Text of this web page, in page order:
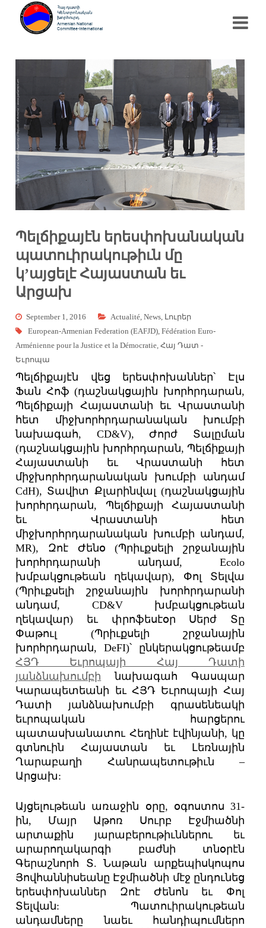
Պելճիքայէն երեսփոխանական
պատուիրակութիւն մը
կ’այցելէ Հայաստան եւ
Արցախ
September 1, 2016 Actualité,News, Լուրեր
European-Armenian Federation (EAFJD),Fédération Euro-
Arménienne pour la Justice et la Démocratie,Հայ Դատ -
Եւրոպա
Պելճիքայէն վեց երեսփոխաններ՝ Էլս
Ֆան Հոֆ (դաշնակցային խորհրդարան,
Պելճիքայի Հայաստանի եւ Վրաստանի
հետ միջխորհրդարանական խումբի
նախագահ, CD&V), Ժորժ Տալըման
(դաշնակցային խորհրդարան, Պելճիքայի
Հայաստանի եւ Վրաստանի հետ
միջխորհրդարանական խումբի անդամ
CdH), Տավիտ Քլարինվալ (դաշնակցային
խորհրդարան, Պելճիքայի Հայաստանի
եւ Վրաստանի հետ
միջխորհրդարանական խումբի անդամ,
MR), Զոէ Ժենօ (Պրիւքսելի շրջանային
խորհրդարանի անդամ, Ecolo
խմբակցութեան ղեկավար), Փոլ Տելվա
(Պրիւքսելի շրջանային խորհրդարանի
անդամ, CD&V խմբակցութեան
ղեկավար) եւ փրոֆեսէօր Սերժ Տը
Փաթուլ (Պրիւքսելի շրջանային
խորհրդարան, DeFI)՝ ընկերակցութեամբ
ՀՅԴ Եւրոպայի Հայ Դատի
յանձնախումբի նախագահ Գասպար
Կարապետեանի եւ ՀՅԴ Եւրոպայի Հայ
Դատի յանձնախումբի գրասենեակի
եւրոպական հարցերու
պատասխանատու Հեղինէ էվինյանի, կը
գտնուին Հայաստան եւ Լեռնային
Ղարաբաղի Հանրապետութիւն –
Արցախ:
Այցելութեան առաջին օրը, օգոստոս 31-
ին, Մայր Աթոռ Սուրբ Էջմիածնի
արտաքին յարաբերութիւններու եւ
արարողակարգի բաժնի տնօրէն
Գերաշնորհ Տ. Նաթան արքեպիսկոպոս
Յովհաննիսեանը Էջմիածնի մէջ ընդունեց
երեսփոխաններ Զոէ Ժենոն եւ Փոլ
Տելվան: Պատուիրակութեան
անդամները նաեւ հանդիպումներո